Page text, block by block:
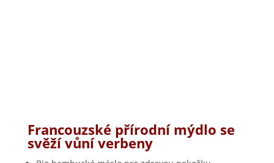
Francouzské přírodní mýdlo se
svěží vůníverbeny